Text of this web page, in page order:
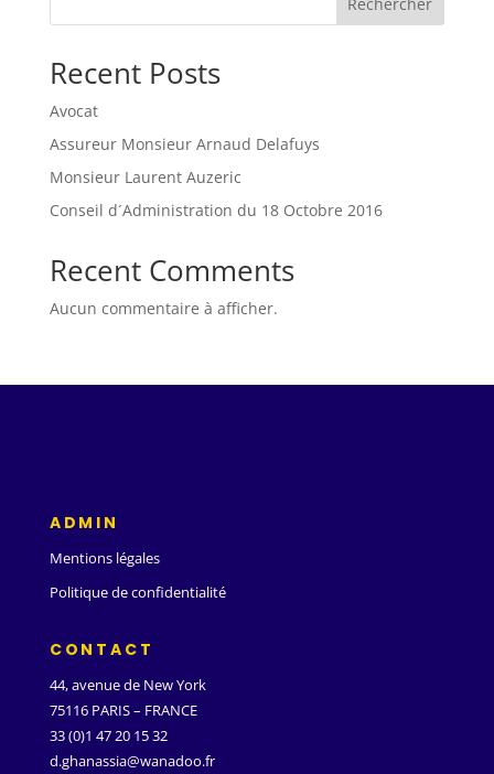
Recent Posts
Avocat
Assureur Monsieur Arnaud Delafuys
Monsieur Laurent Auzeric
Conseil d´Administration du 18 Octobre 2016
Recent Comments
Aucun commentaire à afficher.
ADMIN
Mentions légales
Politique de confidentialité
CONTACT
44, avenue de New York
75116 PARIS – FRANCE
33 (0)1 47 20 15 32
d.ghanassia@wanadoo.fr